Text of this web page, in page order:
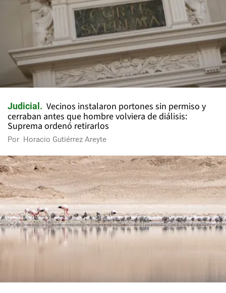
Judicial
Vecinos instalaron portones sin permiso y
cerraban antes que hombre volviera de diálisis:
Suprema ordenó retirarlos
Por Horacio Gutiérrez Areyte